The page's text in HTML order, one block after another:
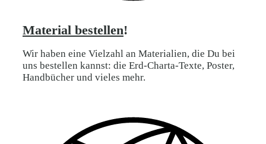
Material bestellen!
Wir haben eine Vielzahl an Materialien, die Du bei
uns bestellen kannst: die Erd-Charta-Texte, Poster,
Handbücher und vieles mehr.